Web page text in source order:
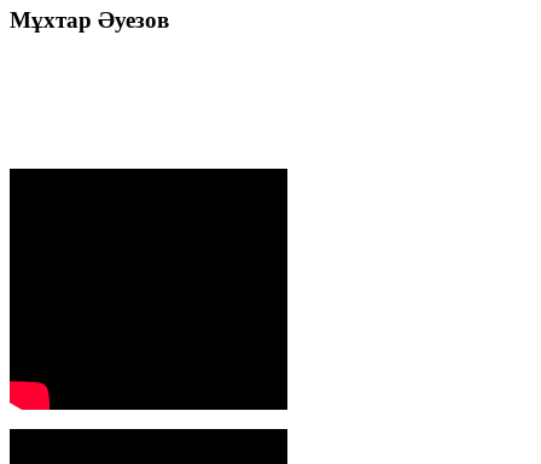
Мұхтар Әуезов